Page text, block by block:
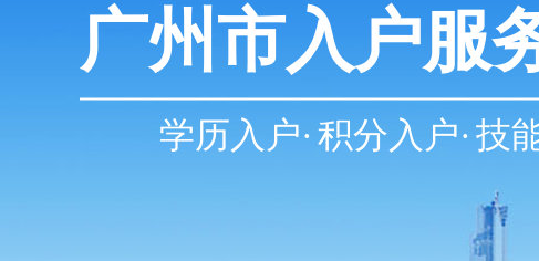
广州市入户服
学历入户· 积分入户·技